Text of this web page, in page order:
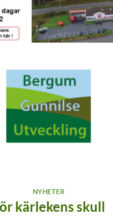
NYHETER
kärlekens skull